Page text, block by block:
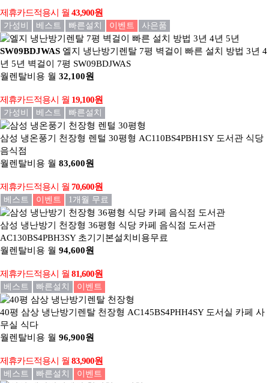
제휴카드적용시 월 43,900원
가성비 베스트 빠른설치 이벤트 사은품
SW09BDJWAS 엘지 냉난방기렌탈 7평 벽걸이 빠른 설치 방법 3년 4
년 5년 벽걸이 7평 SW09BDJWAS
월렌탈비용 월 32,100원
제휴카드적용시 월 19,100원
가성비 베스트 빠른설치
삼성 냉온풍기 천장형 렌털 30평형 AC110BS4PBH1SY 도서관 식당
음식점
월렌탈비용 월 83,600원
제휴카드적용시 월 70,600원
베스트 이벤트 1개월 무료
삼성 냉난방기 천장형 36평형 식당 카페 음식점 도서관
AC130BS4PBH3SY 초기기본설치비용무료
월렌탈비용 월 94,600원
제휴카드적용시 월 81,600원
베스트 빠른설치 이벤트
40평 삼상 냉난방기렌탈 천장형 AC145BS4PHH4SY 도서실 카페 사
무실 식다
월렌탈비용 월 96,900원
제휴카드적용시 월 83,900원
베스트 빠른설치 이벤트